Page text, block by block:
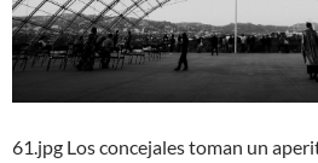
61.jpg Los concejales toman un